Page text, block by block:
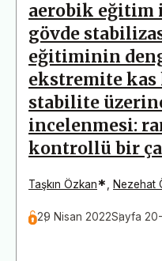
aerobik eğitim
gövde
eğitiminin
ekstremite
stabilite
incelenmesi:
kontrollü bir
Taşkın Özkan* Nezehat
29 Nisan 2022Sayfa